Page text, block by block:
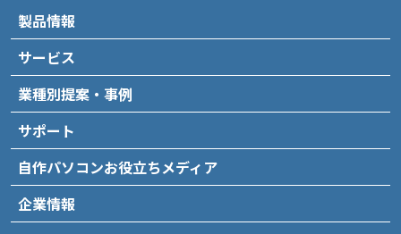
製品情報
サービス
業種別提案・事例
サポート
自作パソコンお役立ちメディア
企業情報